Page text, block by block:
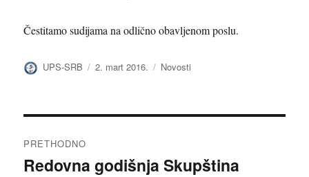
Čestitamo sudijama na odlično obavljenom poslu.
Autor
UPS-SRB Objavljeno
2. mart 2016. Kategorije
Novosti
članka
PRETHODNO
Prethodni
Redovna godišnja Skupština